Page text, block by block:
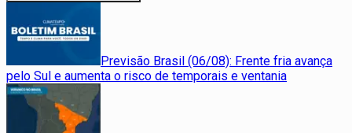
Previsão Brasil (06/08): Frente fria avança
pelo Sul e aumenta o risco de temporais e ventania